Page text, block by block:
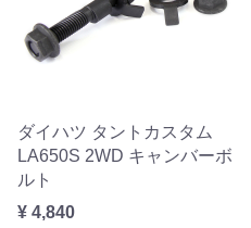
ダイハツ タントカスタム
LA650S 2WD キャンバーボ
ルト
¥ 4,840